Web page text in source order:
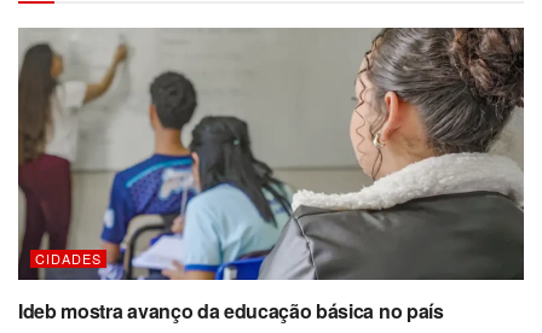
CIDADES
Ideb mostra avanço da educação básica no país